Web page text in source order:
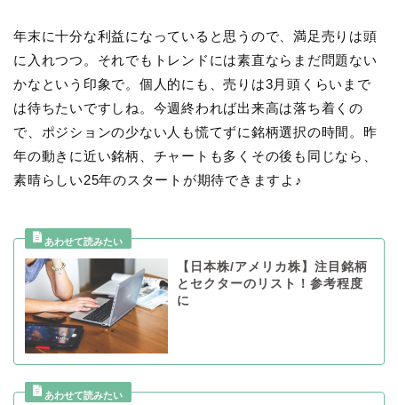
年末に十分な利益になっていると思うので、満足売りは頭
に入れつつ。それでもトレンドには素直ならまだ問題ない
かなという印象で。個人的にも、売りは3月頭くらいまで
は待ちたいですしね。今週終われば出来高は落ち着くの
で、ポジションの少ない人も慌てずに銘柄選択の時間。昨
年の動きに近い銘柄、チャートも多くその後も同じなら、
素晴らしい25年のスタートが期待できますよ♪
【日本株/アメリカ株】注目銘柄
とセクターのリスト！参考程度
に